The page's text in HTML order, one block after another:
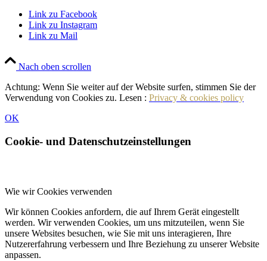
Link zu Facebook
Link zu Instagram
Link zu Mail
Nach oben scrollen
Achtung: Wenn Sie weiter auf der Website surfen, stimmen Sie der
Verwendung von Cookies zu. Lesen : Privacy & cookies policy
OK
Cookie- und Datenschutzeinstellungen
Wie wir Cookies verwenden
Wir können Cookies anfordern, die auf Ihrem Gerät eingestellt
werden. Wir verwenden Cookies, um uns mitzuteilen, wenn Sie
unsere Websites besuchen, wie Sie mit uns interagieren, Ihre
Nutzererfahrung verbessern und Ihre Beziehung zu unserer Website
anpassen.